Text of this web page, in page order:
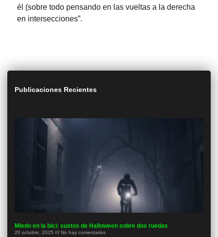
él (sobre todo pensando en las vueltas a la derecha
en intersecciones”.
Publicaciones Recientes
Miedo en la bici: sustos de Halloween sobre dos ruedas
20 octubre, 2025 No hay comentarios